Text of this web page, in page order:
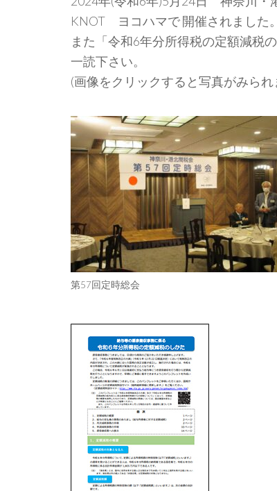
KNOT ヨコハマで 開催されました。
また「令和6年分所得税の定額減税
一読下さい。
(画像をクリックすると写真がみられ
第57回定時総会